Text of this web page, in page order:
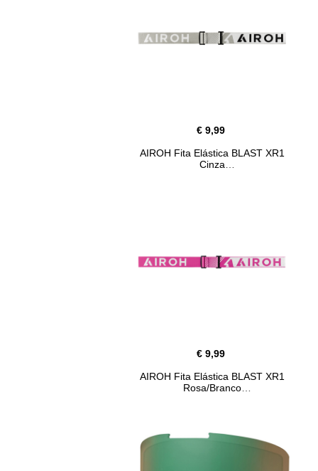
€ 9,99
AIROH Fita Elástica BLAST XR1
Cinza
€ 9,99
AIROH Fita Elástica BLAST XR1
Rosa/Branco